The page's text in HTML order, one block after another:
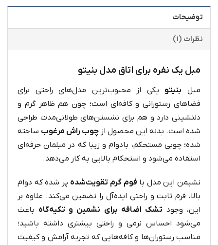
توضیحات
نظرات (۱)
مبل یک نفره برای اتاق مدل بنیتو
مبل بنیتو یکی از محبوب‌ترین مدل‌های راحتی برای
فضاهای رستورانی و کافه‌ای است؛ چون هم ظاهر گرم و
دلنشینی دارد و هم برای نشستن‌های طولانی‌مدت طراحی
شده است. بدنه این محصول از چوب راش مرغوب ساخته
شده؛ چوبی مستحکم، بادوام و زیبا که در مبلمان حرفه‌ای
استفاده می‌شود و استحکام بالایی به کار می‌دهد.
نشیمن این مدل با فوم گرم تقویت‌شده پر شده که دوام
بالا، فرم ثابت و راحتی ایده‌آل را تضمین می‌کند. علاوه بر
این، وجود تشک اضافه برای نشمین و تکیه‌گاه باعث
می‌شود احساس نرمی و راحتی بیشتری داشته باشید؛
مناسب رستوران‌ها و کافه‌هایی که تجربه آرامش و کیفیت